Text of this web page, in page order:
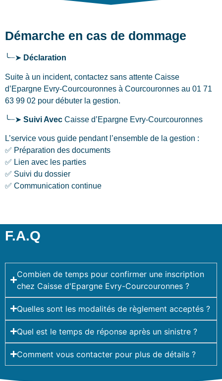
Démarche en cas de dommage
╰┈➤ Déclaration
Suite à un incident, contactez sans attente Caisse
d’Epargne Evry-Courcouronnes à Courcouronnes au 01 71
63 99 02 pour débuter la gestion.
╰┈➤ Suivi Avec Caisse d’Epargne Evry-Courcouronnes
L’service vous guide pendant l’ensemble de la gestion :
✅ Préparation des documents
✅ Lien avec les parties
✅ Suivi du dossier
✅ Communication continue
F.A.Q
Combien de temps pour confirmer une inscription
chez Caisse d'Epargne Evry-Courcouronnes ?
Quelles sont les modalités de règlement acceptés ?
Quel est le temps de réponse après un sinistre ?
Comment vous contacter pour plus de détails ?